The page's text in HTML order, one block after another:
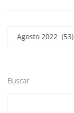
Agosto 2022 (53)
Buscar